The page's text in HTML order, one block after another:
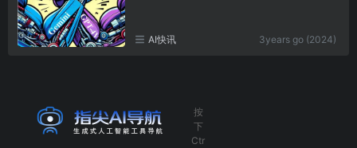
AI快讯 3years go (2024)
按
下
Ctr